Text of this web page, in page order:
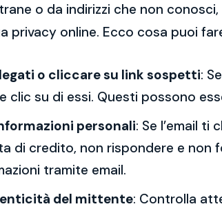
o da indirizzi che non
privacy online. Ecco cosa puoi
o cliccare su link sospetti:
clic su di essi. Questi possono
personali: Se l’email
di credito, non rispondere e non
tramite email.
del mittente: Controlla